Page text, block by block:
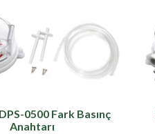
0500 Fark Basınç
Anahtarı